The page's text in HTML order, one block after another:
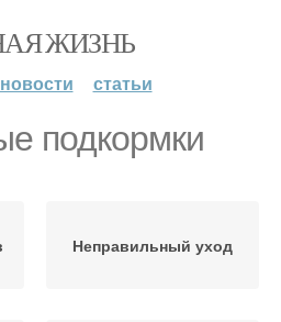
ЖИЗНЬ
новости статьи
подкормки
Неправильный уход